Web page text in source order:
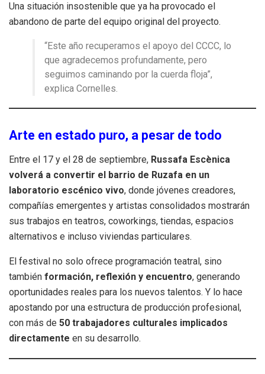
Una situación insostenible que ya ha provocado el
abandono de parte del equipo original del proyecto.
“Este año recuperamos el apoyo del CCCC, lo
que agradecemos profundamente, pero
seguimos caminando por la cuerda floja”,
explica Cornelles.
Arte en estado puro, a pesar de todo
Entre el 17 y el 28 de septiembre, Russafa Escènica
volverá a convertir el barrio de Ruzafa en un
laboratorio escénico vivo, donde jóvenes creadores,
compañías emergentes y artistas consolidados mostrarán
sus trabajos en teatros, coworkings, tiendas, espacios
alternativos e incluso viviendas particulares.
El festival no solo ofrece programación teatral, sino
también formación, reflexión y encuentro, generando
oportunidades reales para los nuevos talentos. Y lo hace
apostando por una estructura de producción profesional,
con más de 50 trabajadores culturales implicados
directamente en su desarrollo.